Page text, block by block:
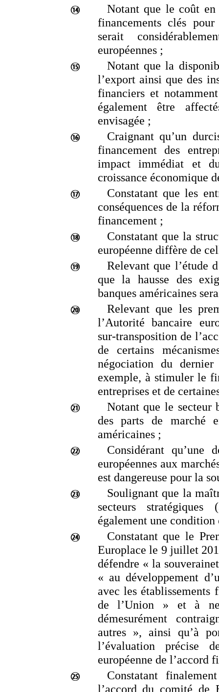
Notant que le coût en
financements clés
serait
européennes ;
Notant que la
l’export ainsi que des
financiers et
également être
envisagée ;
Craignant qu’un
financement des
impact immédiat et
croissance économique
Constatant que les
conséquences de la
financement ;
Constatant que la
européenne diffère de
Relevant que l’étude
que la hausse des
banques américaines
Relevant que les
l’Autorité bancaire
sur‑transposition de
de certains
négociation du
exemple, à stimuler le
entreprises et de
Notant que le secteur
des parts de marché
américaines ;
Considérant qu’une
européennes aux
est dangereuse pour la
Soulignant que la
secteurs stratégiques
également une condition
Constatant que le
Europlace le 9 juillet
défendre « la
« au développement
avec les établissements
de l’Union
» et à ne
démesurément
autres », ainsi qu’à
l’évaluation précise
européenne de l’accord
Constatant
l’accord du comité de